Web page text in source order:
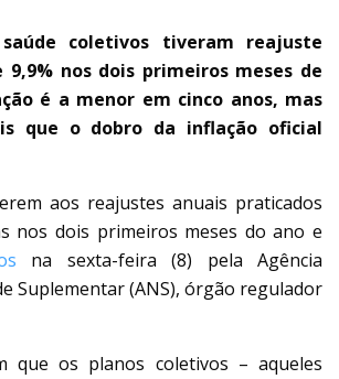
coletivos tiveram reajuste
9,9% nos dois primeiros meses de
é a menor em cinco anos, mas
que o dobro da inflação oficial
aos reajustes anuais praticados
nos dois primeiros meses do ano e
na sexta-feira (8) pela Agência
Suplementar (ANS), órgão regulador
que os planos coletivos – aqueles